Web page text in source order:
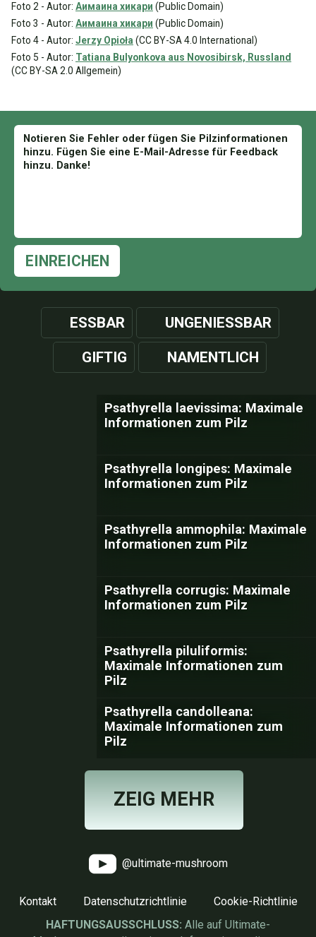
Foto 2 - Autor: Аимаина хикари (Public Domain)
Foto 3 - Autor: Аимаина хикари (Public Domain)
Foto 4 - Autor: Jerzy Opioła (CC BY-SA 4.0 International)
Foto 5 - Autor: Tatiana Bulyonkova aus Novosibirsk, Russland
(CC BY-SA 2.0 Allgemein)
EINREICHEN
ESSBAR UNGENIESSBAR
GIFTIG NAMENTLICH
Psathyrella laevissima: Maximale
Informationen zum Pilz
Psathyrella longipes: Maximale
Informationen zum Pilz
Psathyrella ammophila: Maximale
Informationen zum Pilz
Psathyrella corrugis: Maximale
Informationen zum Pilz
Psathyrella piluliformis:
Maximale Informationen zum
Pilz
Psathyrella candolleana:
Maximale Informationen zum
Pilz
ZEIG MEHR
@ultimate-mushroom
Kontakt Datenschutzrichtlinie
Cookie-Richtlinie
HAFTUNGSAUSSCHLUSS: Alle auf Ultimate-